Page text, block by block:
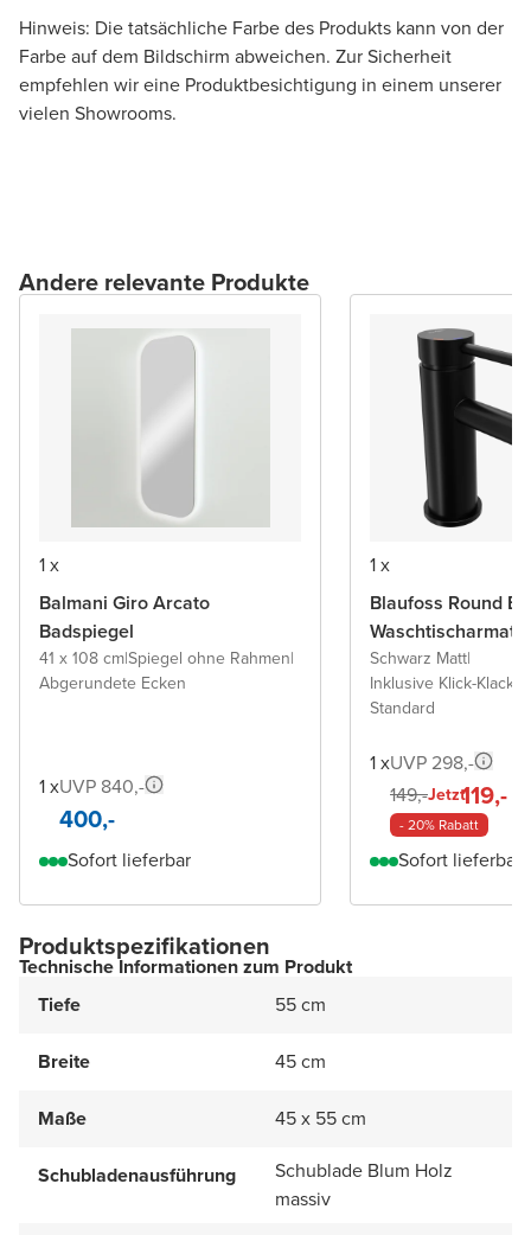
Hinweis: Die tatsächliche Farbe des Produkts kann von der
Farbe auf dem Bildschirm abweichen. Zur Sicherheit
empfehlen wir eine Produktbesichtigung in einem unserer
vielen Showrooms.
Andere relevante Produkte
1 x
Balmani Giro Arcato
Badspiegel
41 x 108 cm|Spiegel ohne Rahmen|
Abgerundete Ecken
1 xUVP 840,-
400,-
Sofort lieferbar
1 x
Blaufoss Round
Schwarz Matt|
Inklusive Klick-Klack
Standard
1 xUVP 298,-
149,-Jetzt119,-
- 20% Rabatt
Sofort lieferbar
Produktspezifikationen
Technische Informationen zum Produkt
Tiefe
55 cm
Breite 45 cm
Maße 45 x 55 cm
Schubladenausführung
Schublade Blum Holz
massiv